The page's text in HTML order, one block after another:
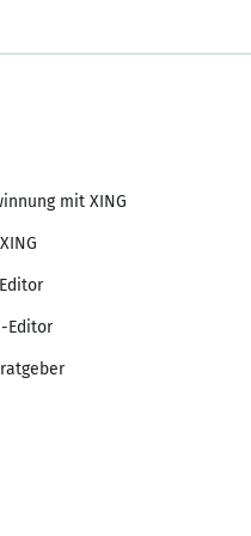
mit XING
Editor